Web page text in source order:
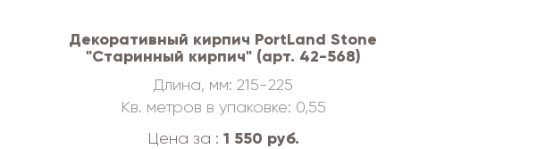
Декоративный кирпич PortLand Stone
"Старинный кирпич" (арт. 42-568)
Длина, мм: 215-225
Кв. метров в упаковке: 0,55
Цена за : 1 550 руб.